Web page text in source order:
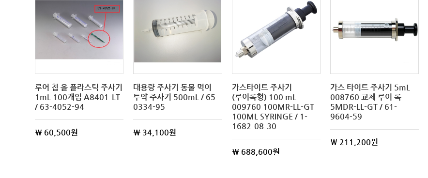
루어 칩 올 플라스틱 주사기
1mL 100개입 A8401-LT
/ 63-4052-94
\ 60,500원
대용량 주사기 동물 먹이
투약 주사기 500mL / 65-
0334-95
\ 34,100원
가스타이트 주사기
(루어록형) 100 mL
009760 100MR-LL-GT
100ML SYRINGE / 1-
1682-08-30
\ 688,600원
가스 타이트 주사기 5mL
008760 교체 루어 록
5MDR-LL-GT / 61-
9604-59
\ 211,200원